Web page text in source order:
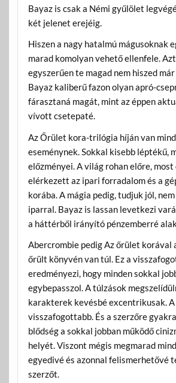
Bayaz is csak a Némi gyűlölet
két jelenet erejéig.
Hiszen a nagy hatalmú mágusoknak
marad komolyan vehető ellenfele.
egyszerűen te magad nem hiszed
Bayaz kaliberű fazon olyan apró-
fárasztaná magát, mint az éppen
vívott csetepaté.
Az Őrület kora-trilógia híján van
eseménynek. Sokkal kisebb léptékű,
előzményei. A világ rohan előre, most
elérkezett az ipari forradalom és a
korába. A mágia pedig, tudjuk jól,
iparral. Bayaz is lassan levetkezi
a háttérből irányító pénzemberré
Abercrombie pedig Az őrület korával
őrült könyvén van túl. Ez a
eredményezi, hogy minden sokkal
egybepasszol. A túlzások
karakterek kevésbé excentrikusak. A
visszafogottabb. És a szerzőre
blődség a sokkal jobban működő
helyét. Viszont mégis megmarad
egyedivé és azonnal felismerhetővé
szerzőt.